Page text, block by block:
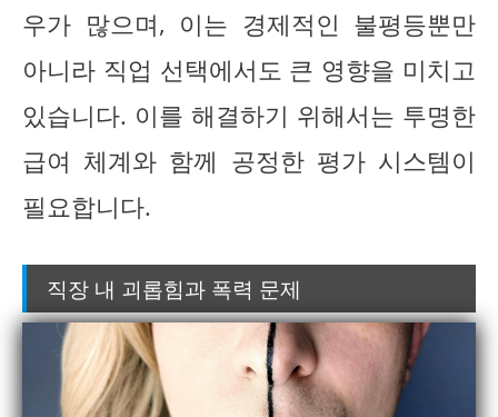
우가 많으며, 이는 경제적인 불평등뿐만
아니라 직업 선택에서도 큰 영향을 미치고
있습니다. 이를 해결하기 위해서는 투명한
급여 체계와 함께 공정한 평가 시스템이
필요합니다.
직장 내 괴롭힘과 폭력 문제